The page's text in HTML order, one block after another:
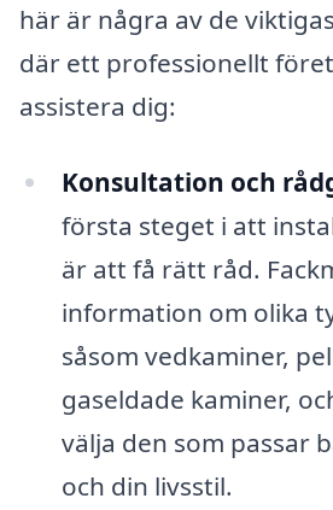
här är några av de
där ett professionellt
assistera dig:
Konsultation och
första steget i att
är att få rätt råd.
information om olika
såsom vedkaminer,
gaseldade kaminer,
välja den som passar
och din livsstil.